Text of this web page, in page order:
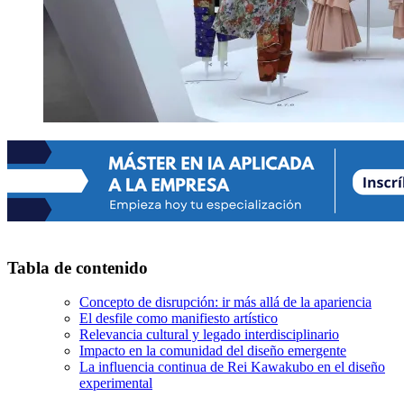
Tabla de contenido
Concepto de disrupción: ir más allá de la apariencia
El desfile como manifiesto artístico
Relevancia cultural y legado interdisciplinario
Impacto en la comunidad del diseño emergente
La influencia continua de Rei Kawakubo en el diseño
experimental